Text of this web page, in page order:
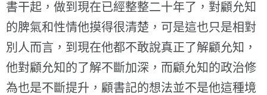
書干起，做到現在已經整整二十年了，對顧允知
的脾氣和性情他摸得很清楚，可是這也只是相對
別人而言，到現在他都不敢說真正了解顧允知，
他對顧允知的了解不斷加深，而顧允知的政治修
為也是不斷提升，顧書記的想法並不是他這種境